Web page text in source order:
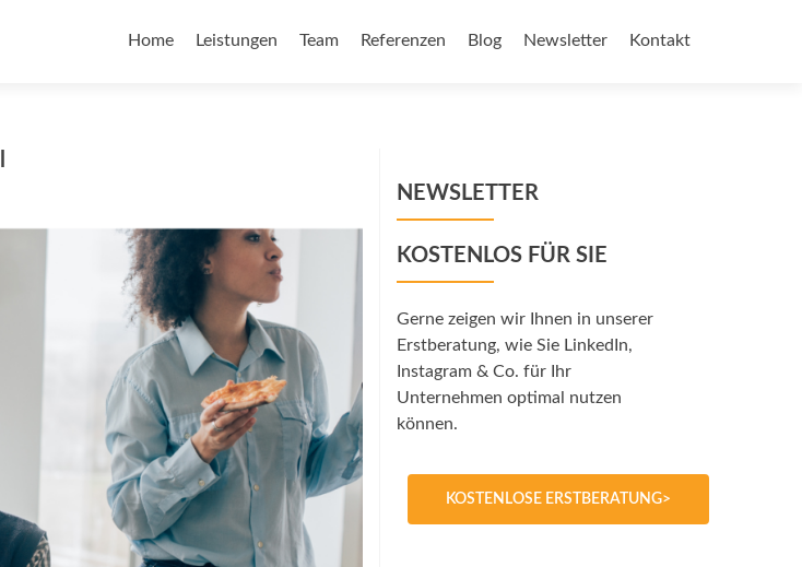
Home Leistungen Team Referenzen Blog Newsletter Kontakt
NEWSLETTER
KOSTENLOS FÜR SIE
Gerne zeigen wir Ihnen in unserer
Erstberatung, wie Sie LinkedIn,
Instagram & Co. für Ihr
Unternehmen optimal nutzen
können.
KOSTENLOSE ERSTBERATUNG>